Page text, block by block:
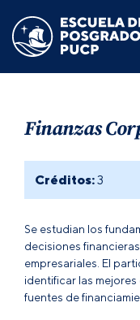
Finanzas
Créditos:3
Se estudian los
decisiones
empresariales. El
identificar las
fuentes de